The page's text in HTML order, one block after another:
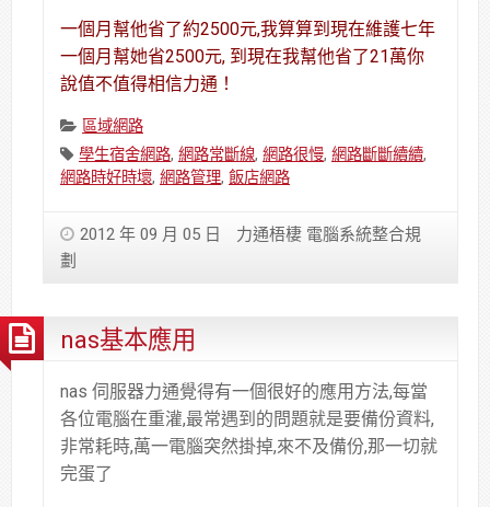
一個月幫他省了約2500元,我算算到現在維護七年
一個月幫她省2500元, 到現在我幫他省了21萬你
說值不值得相信力通！
Categories:
區域網路
Tags:
學生宿舍網路, 網路常斷線, 網路很慢, 網路斷斷續續,
網路時好時壞, 網路管理, 飯店網路
2012 年 09 月 05 日
力通梧棲 電腦系統整合規
劃
nas基本應用
nas 伺服器力通覺得有一個很好的應用方法,每當
各位電腦在重灌,最常遇到的問題就是要備份資料,
非常耗時,萬一電腦突然掛掉,來不及備份,那一切就
完蛋了